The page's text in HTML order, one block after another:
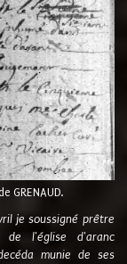
GRENAUD.
je soussigné prêtre
l'église d'aranc
munie de ses